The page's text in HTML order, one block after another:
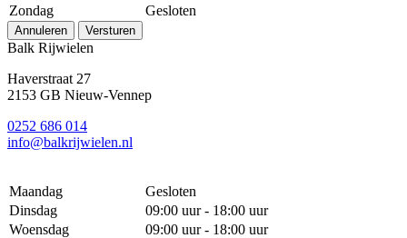
Zondag
Gesloten
Annuleren Versturen
Balk Rijwielen
Haverstraat 27
2153 GB Nieuw-Vennep
0252 686 014
info@balkrijwielen.nl
Maandag
Gesloten
Dinsdag
09:00 uur - 18:00 uur
Woensdag
09:00 uur - 18:00 uur